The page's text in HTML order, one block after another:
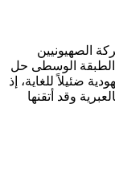
الصهيونيين
الوسطى حل
ضئيلاً للغاية، إذ
وقد أتقنها